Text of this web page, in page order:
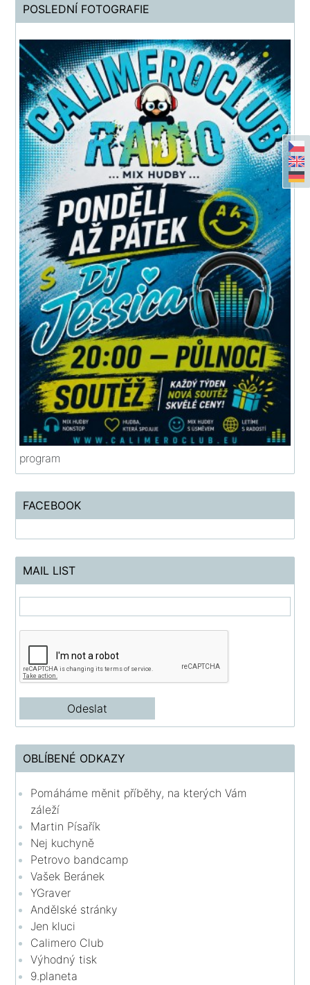
POSLEDNÍ FOTOGRAFIE
program
FACEBOOK
MAIL LIST
OBLÍBENÉ ODKAZY
Pomáháme měnit příběhy, na kterých Vám
záleží
Martin Písařík
Nej kuchyně
Petrovo bandcamp
Vašek Beránek
YGraver
Andělské stránky
Jen kluci
Calimero Club
Výhodný tisk
9.planeta